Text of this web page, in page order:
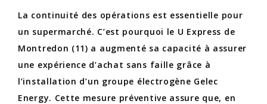
La continuité des opérations est essentielle pour
un supermarché. C’est pourquoi le U Express de
Montredon (11) a augmenté sa capacité à assurer
une expérience d’achat sans faille grâce à
l’installation d’un groupe électrogène Gelec
Energy. Cette mesure préventive assure que, en